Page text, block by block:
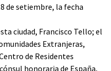
de setiembre, la fecha
ciudad, Francisco Tello; el
Extranjeras,
de Residentes
honoraria de España,